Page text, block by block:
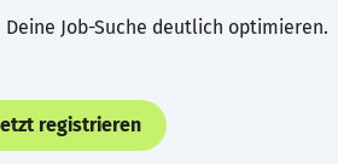
Job-Suche deutlich optimieren.
registrieren